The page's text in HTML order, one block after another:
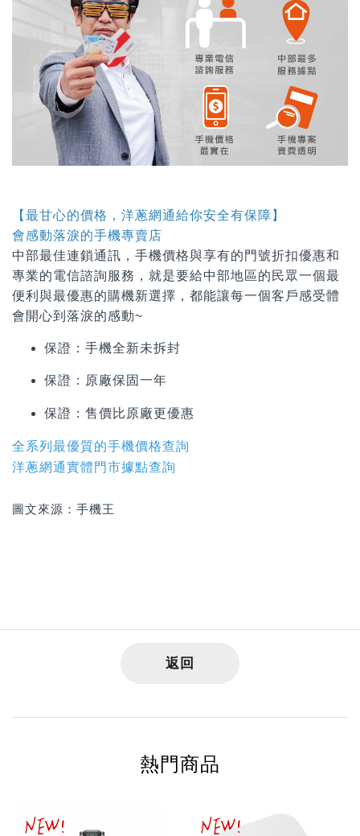
【最甘心的價格，洋蔥網通給你安全有保障】
會感動落淚的手機專賣店
中部最佳連鎖通訊，手機價格與享有的門號折扣優惠和
專業的電信諮詢服務，就是要給中部地區的民眾一個最
便利與最優惠的購機新選擇，都能讓每一個客戶感受體
會開心到落淚的感動~
保證：手機全新未拆封
保證：原廠保固一年
保證： 售價比原廠更優惠
全系列最優質的手機價格查詢
洋蔥網通實體門市據點查詢
圖文來源：手機王
返回
熱門商品